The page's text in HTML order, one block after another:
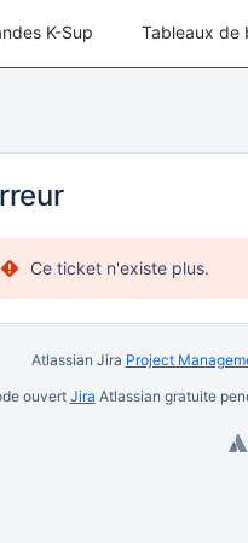
K-Sup Tableaux de
Ce ticket n'existe plus.
Atlassian Jira Project
ouvertJira Atlassian gratuite